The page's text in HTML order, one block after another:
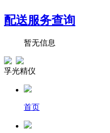
配送服务查询
暂无信息
孚光精仪
首页